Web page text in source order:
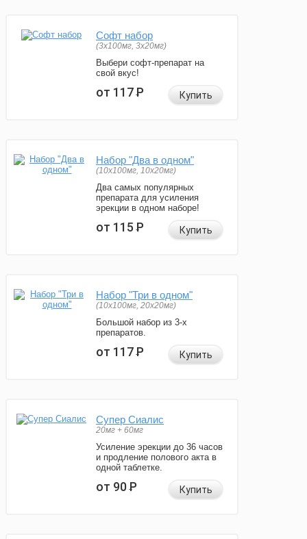
Софт набор
(3x100мг, 3x20мг)
Выбери софт-препарат на
свой вкус!
от 117Р Купить
Набор "Два в одном"
(10x100мг, 10x20мг)
Два самых популярных
препарата для усиления
эрекции в одном наборе!
от 115Р Купить
Набор "Три в одном"
(10x100мг, 20x20мг)
Большой набор из 3-х
препаратов.
от 117Р Купить
Супер Сиалис
20мг + 60мг
Усиление эрекции до 36 часов
и продление полового акта в
одной таблетке.
от 90Р Купить